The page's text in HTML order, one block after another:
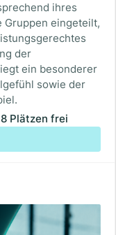
ihres
Gruppen eingeteilt,
der
ein besonderer
sowie der
8Plätzen frei